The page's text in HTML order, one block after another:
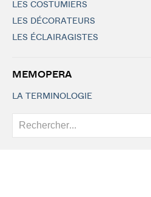
LES COSTUMIERS
LES DÉCORATEURS
LES ÉCLAIRAGISTES
MEMOPERA
LA TERMINOLOGIE